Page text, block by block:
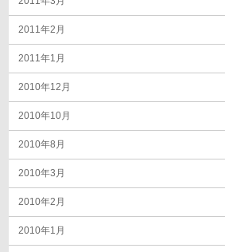
2011年2月
2011年1月
2010年12月
2010年10月
2010年8月
2010年3月
2010年2月
2010年1月